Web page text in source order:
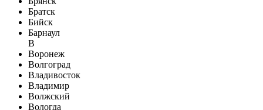
Братск
Бийск
Барнаул
В
Воронеж
Волгоград
Владивосток
Владимир
Волжский
Вологда